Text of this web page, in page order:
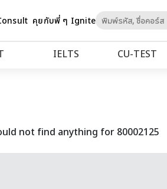
คุยกับพี่ ๆ Igniteto
IELTS CU‑TEST
not find anything for 80002125